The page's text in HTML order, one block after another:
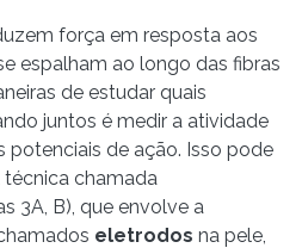
força em resposta aos
espalham ao longo das fibras
de estudar quais
juntos é medir a atividade
potenciais de ação. Isso pode
chamada
3A, B), que envolve a
eletrodos na pele,